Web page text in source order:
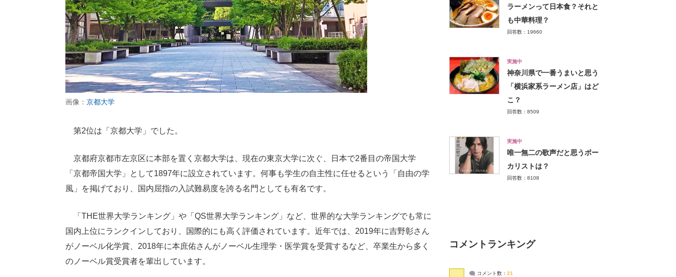
画像： 京都大学
第2位は「京都大学」でした。
京都府京都市左京区に本部を置く京都大学は、現在の東京大学に次ぐ、日本で2番目の帝国大学
「京都帝国大学」として1897年に設立されています。何事も学生の自主性に任せるという「自由の学
風」を掲げており、国内屈指の入試難易度を誇る名門としても有名です。
「THE世界大学ランキング」や「QS世界大学ランキング」など、世界的な大学ランキングでも常に
国内上位にランクインしており、国際的にも高く評価されています。近年では、2019年に吉野彰さん
がノーベル化学賞、2018年に本庶佑さんがノーベル生理学・医学賞を受賞するなど、卒業生から多く
のノーベル賞受賞者を輩出しています。
ラーメンって日本食？それと
も中華料理？
回答数：19660
実施中
神奈川県で一番うまいと思う
「横浜家系ラーメン店」はど
こ？
回答数：8509
実施中
唯一無二の歌声だと思うボー
カリストは？
回答数：8108
コメントランキング
コメント数： 21